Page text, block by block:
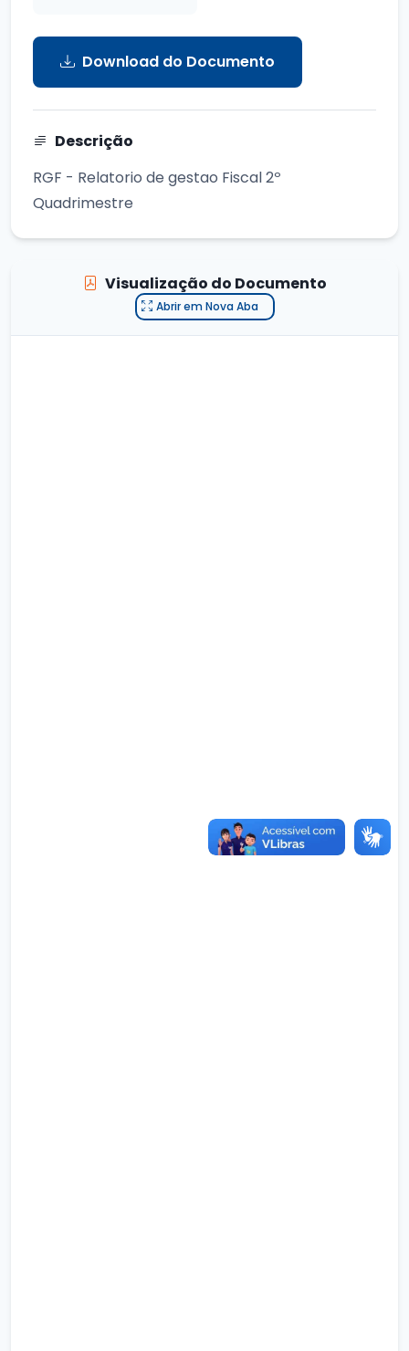
Download do Documento
Descrição
RGF - Relatorio de gestao Fiscal 2º
Quadrimestre
Visualização do Documento
Abrir em Nova Aba